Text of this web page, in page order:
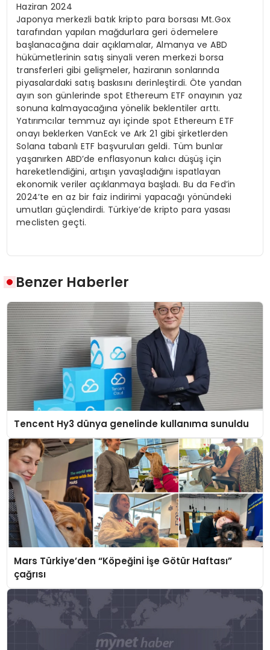
Haziran 2024
Japonya merkezli batık kripto para borsası Mt.Gox
tarafından yapılan mağdurlara geri ödemelere
başlanacağına dair açıklamalar, Almanya ve ABD
hükümetlerinin satış sinyali veren merkezi borsa
transferleri gibi gelişmeler, haziranın sonlarında
piyasalardaki satış baskısını derinleştirdi. Öte yandan
ayın son günlerinde spot Ethereum ETF onayının yaz
sonuna kalmayacağına yönelik beklentiler arttı.
Yatırımcılar temmuz ayı içinde spot Ethereum ETF
onayı beklerken VanEck ve Ark 21 gibi şirketlerden
Solana tabanlı ETF başvuruları geldi. Tüm bunlar
yaşanırken ABD’de enflasyonun kalıcı düşüş için
hareketlendiğini, artışın yavaşladığını ispatlayan
ekonomik veriler açıklanmaya başladı. Bu da Fed’in
2024’te en az bir faiz indirimi yapacağı yönündeki
umutları güçlendirdi. Türkiye’de kripto para yasası
meclisten geçti.
Benzer Haberler
Tencent Hy3 dünya genelinde kullanıma sunuldu
Mars Türkiye’den “Köpeğini İşe Götür Haftası”
çağrısı